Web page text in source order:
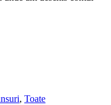
, Toate